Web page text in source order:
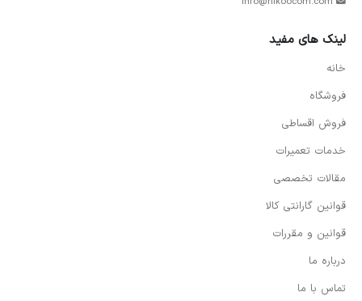
لینک های مفید
خانه
فروشگاه
فروش اقساطی
خدمات تعمیرات
مقالات تخصصی
قوانین گارانتی کالا
قوانین و مقررات
درباره ما
تماس با ما